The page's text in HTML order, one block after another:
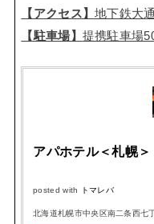
【アクセス】地下鉄大
【駐車場】 提携駐車場
アパホテル＜札幌＞
posted with トマレバ
北海道札幌市中央区南二条西七